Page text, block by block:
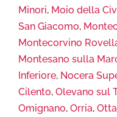
Minori, Moio della
San Giacomo,
Montecorvino
Montesano sulla
Inferiore, Nocera
Cilento, Olevano sul
Omignano, Orria,